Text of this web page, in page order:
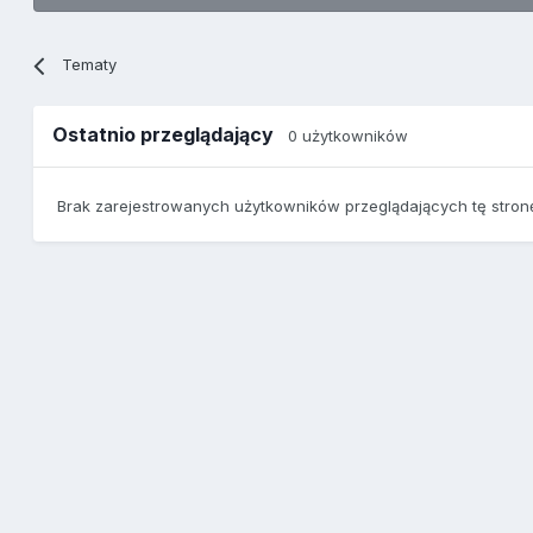
Tematy
Ostatnio przeglądający0 użytkowników
Brak zarejestrowanych użytkowników przeglądających tę